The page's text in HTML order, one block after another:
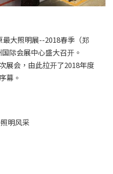
大照明展--2018春季（郑
际会展中心盛大召开。
展会，由此拉开了2018年度
幕。
明风采